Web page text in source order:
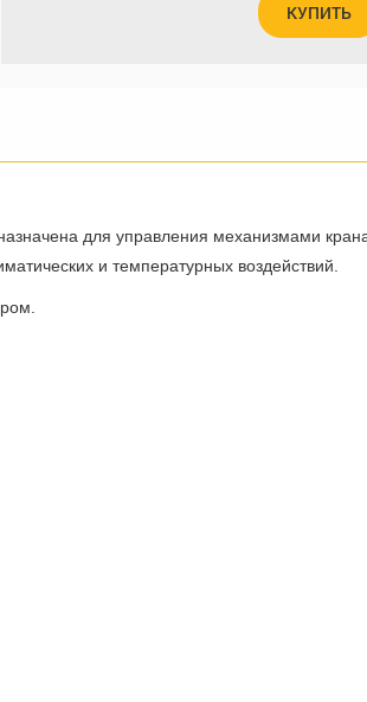
КУПИТЬ
для управления механизмами
и температурных воздействий.